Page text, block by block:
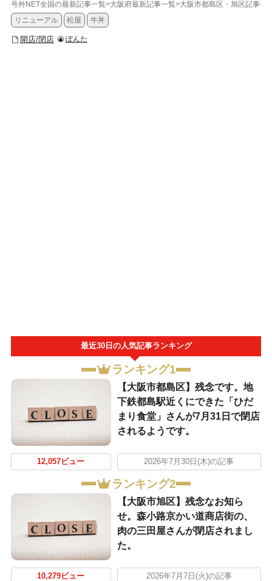
号外NET全国の最新記事一覧>大阪府最新記事一覧>大阪市都島区・旭区記事一
リニューアル
松屋 牛丼
開店/閉店 ぽんた
最近30日の人気記事ランキング
ランキング1
【大阪市都島区】残念です。地
下鉄都島駅近くにできた「ひだ
まり食堂」さんが7月31日で閉店
されるようです。
12,057ビュー 2026年7月30日(木)の記事
ランキング2
【大阪市旭区】残念なお知ら
せ。森小路京かい道商店街の、
肉の三田屋さんが閉店されまし
た。
10,279ビュー 2026年7月7日(火)の記事